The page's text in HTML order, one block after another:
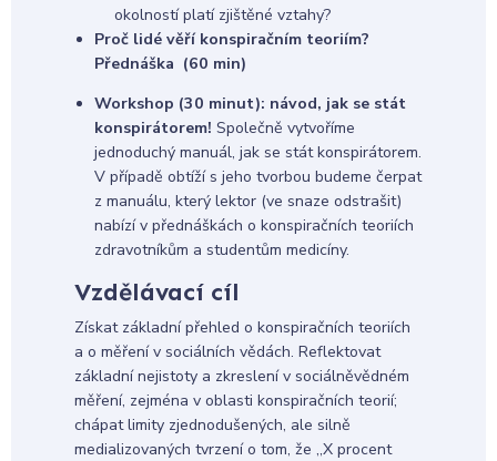
okolností platí zjištěné vztahy?
Proč lidé věří konspiračním teoriím?
Přednáška (60 min)
Workshop (30 minut): návod, jak se stát
konspirátorem! Společně vytvoříme
jednoduchý manuál, jak se stát konspirátorem.
V případě obtíží s jeho tvorbou budeme čerpat
z manuálu, který lektor (ve snaze odstrašit)
nabízí v přednáškách o konspiračních teoriích
zdravotníkům a studentům medicíny.
Vzdělávací cíl
Získat základní přehled o konspiračních teoriích
a o měření v sociálních vědách. Reflektovat
základní nejistoty a zkreslení v sociálněvědném
měření, zejména v oblasti konspiračních teorií;
chápat limity zjednodušených, ale silně
medializovaných tvrzení o tom, že „X procent